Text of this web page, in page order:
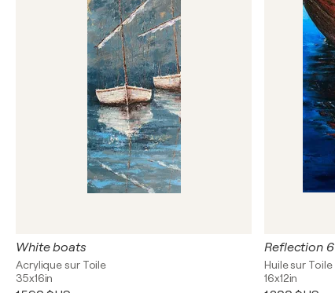
White boats
Acrylique sur Toile
35x16in
Reflection 6
Huile sur Toile
16x12in